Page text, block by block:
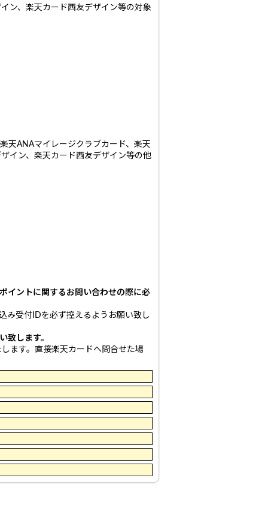
ン、楽天カード西友デザイン等の対象
天ANAマイレージクラブカード、楽天
イン、楽天カード西友デザイン等の他
ポイントに関するお問い合わせの際に必
み受付IDを必ず控えるようお願い致し
致します。
ます。直接楽天カードへ問合せた場